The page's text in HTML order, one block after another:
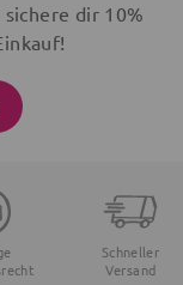
dir 10%
Schneller
Versand